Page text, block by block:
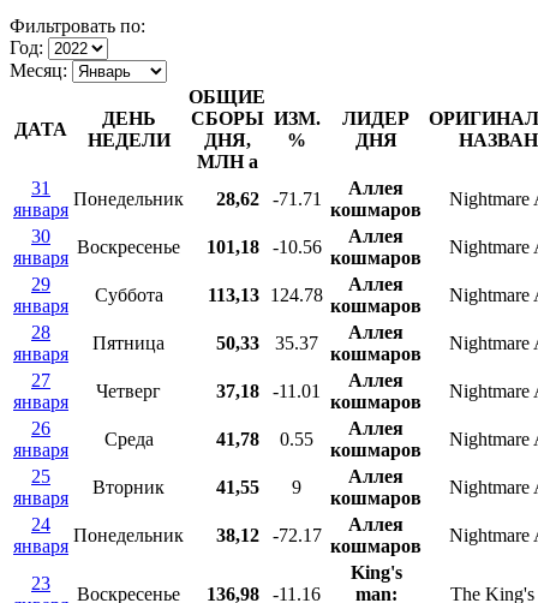
Фильтровать по:
Год:
Месяц:
ДАТА
ДЕНЬ
НЕДЕЛИ
ОБЩИЕ
СБОРЫ
ДНЯ,
МЛНa
ИЗМ.
%
ЛИДЕР
ДНЯ
31
января
Понедельник 28,62 -71.71
Аллея
кошмаров
Nightmare
30
января
Воскресенье 101,18 -10.56
Аллея
кошмаров
Nightmare
29
января
Суббота 113,13 124.78
Аллея
кошмаров
Nightmare
28
января
Пятница 50,33 35.37
Аллея
кошмаров
Nightmare
27
января
Четверг 37,18 -11.01
Аллея
кошмаров
Nightmare
26
января
Среда 41,78 0.55
Аллея
кошмаров
Nightmare
25
января
Вторник 41,55 9
Аллея
кошмаров
Nightmare
24
января
Понедельник 38,12 -72.17
Аллея
кошмаров
Nightmare
23
Воскресенье 136,98 -11.16
King's
man:
The King's